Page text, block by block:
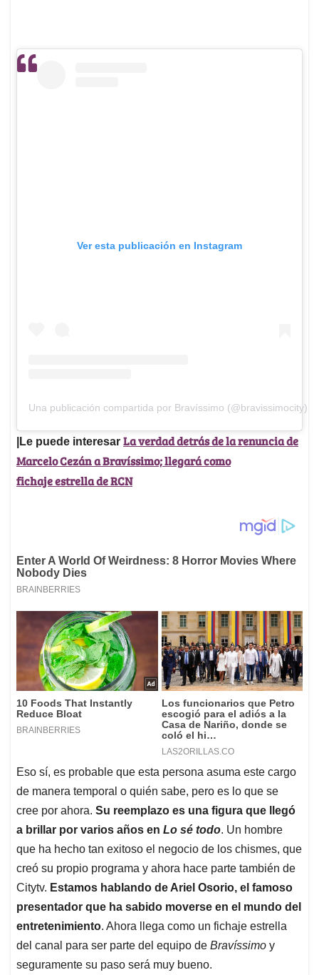
Ver esta publicación en Instagram
Una publicación compartida por Bravíssimo (@bravissimocity)
|Le puede interesar La verdad detrás de la renuncia de
Marcelo Cezán a Bravíssimo; llegará como
fichaje estrella de RCN
Eso sí, es probable que esta persona asuma este cargo
de manera temporal o quién sabe, pero es lo que se
cree por ahora. Su reemplazo es una figura que llegó
a brillar por varios años en Lo sé todo. Un hombre
que ha hecho tan exitoso el negocio de los chismes, que
creó su propio programa y ahora hace parte también de
Citytv. Estamos hablando de Ariel Osorio, el famoso
presentador que ha sabido moverse en el mundo del
entretenimiento. Ahora llega como un fichaje estrella
del canal para ser parte del equipo de Bravíssimo y
seguramente su paso será muy bueno.